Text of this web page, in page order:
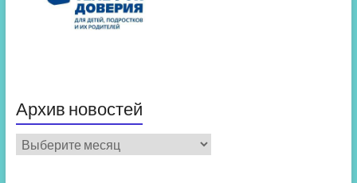
Архив новостей
Архив
новостей